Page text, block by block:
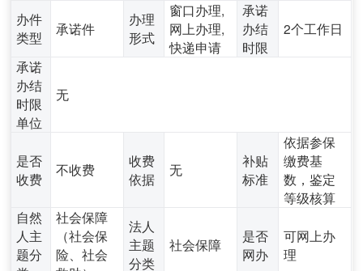
办件
类型
承诺件
办理
形式
窗口办理,
网上办理,
快递申请
承诺
办结
时限
2个工作日
承诺
办结
时限
单位
无
是否
收费
不收费
收费
依据
无
补贴
标准
依据参保
缴费基
数，鉴定
等级核算
自然
人主
题分
社会保障
（社会保
险、社会
法人
主题
分类
社会保障
是否
网办
可网上办
理